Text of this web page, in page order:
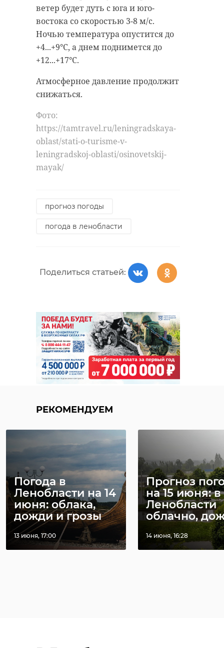
ветер будет дуть с юга и юго-
востока со скоростью 3-8 м/с.
Ночью температура опустится до
+4...+9°C, а днем поднимется до
+12...+17°C.
Атмосферное давление продолжит
снижаться.
Фото:
https://tamtravel.ru/leningradskaya-
oblast/stati-o-turisme-v-
leningradskoj-oblasti/osinovetskij-
mayak/
прогноз погоды
погода в ленобласти
Поделиться статьей:
РЕКОМЕНДУЕМ
Погода в
Ленобласти на 14
июня: облака,
дожди и грозы
13 июня, 17:00
Прогноз
на 15 июня: в
Ленобласти
облачно,
14 июня, 16:28